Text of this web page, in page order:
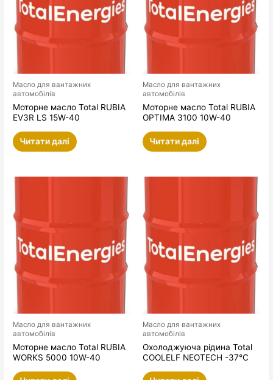
Масло для вантажних
автомобілів
Моторне масло Total RUBIA
EV3R LS 15W-40
Читати далі
Масло для вантажних
автомобілів
Моторне масло Total RUBIA
OPTIMA 3100 10W-40
Читати далі
Масло для вантажних
автомобілів
Моторне масло Total RUBIA
WORKS 5000 10W-40
Масло для вантажних
автомобілів
Охолоджуюча рідина Total
COOLELF NEOTECH -37°C